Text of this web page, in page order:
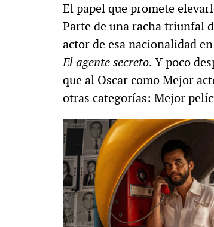
El papel que promete
Parte de una racha triunfal
actor de esa nacionalidad
El agente secreto. Y poco
que al Oscar como Mejor
otras categorías: Mejor